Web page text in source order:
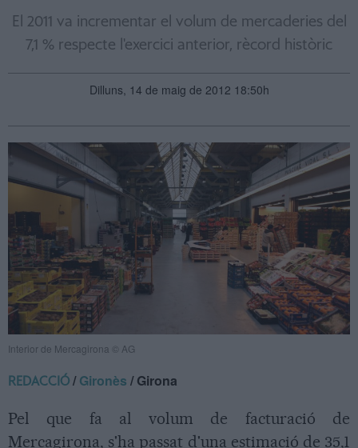
El 2011 va incrementar el volum de mercaderies del
7,1 % respecte l'exercici anterior, rècord històric
Dilluns, 14 de maig de 2012 18:50h
Interior de Mercagirona © AG
REDACCIÓ /Gironès / Girona
Pel que fa al volum de facturació de
Mercagirona, s'ha passat d'una estimació de 35,1